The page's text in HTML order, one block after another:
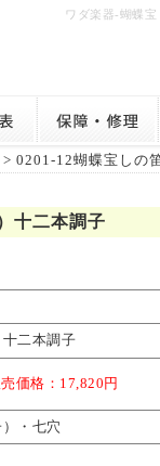
ワダ楽器-蝴蝶
> 0201-12蝴蝶宝しの
十二本調子
二本調子
価格：17,820円
・七穴